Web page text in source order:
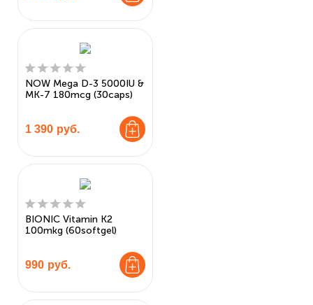
NOW Mega D-3 5000IU &
MK-7 180mcg (30caps)
1 390 руб.
BIONIC Vitamin K2
100mkg (60softgel)
990 руб.